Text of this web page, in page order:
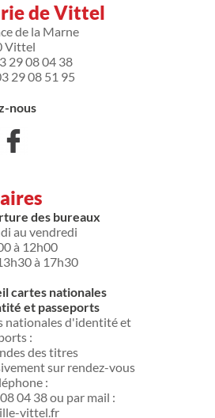
de Vittel
de la Marne
Vittel
29 08 04 38
29 08 51 95
nous
des bureaux
au vendredi
à 12h00
à 17h30
cartes nationales
et passeports
nationales d'identité et
:
des titres
sur rendez-vous
:
04 38 ou par mail :
vittel.fr